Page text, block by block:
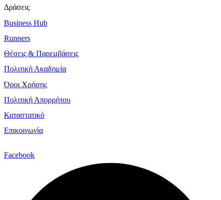
Δράσεις
Business Hub
Runners
Θέσεις & Παρεμβάσεις
Πολιτική Ακαδημία
Όροι Χρήσης
Πολιτική Απορρήτου
Καταστατικό
Επικοινωνία
Facebook